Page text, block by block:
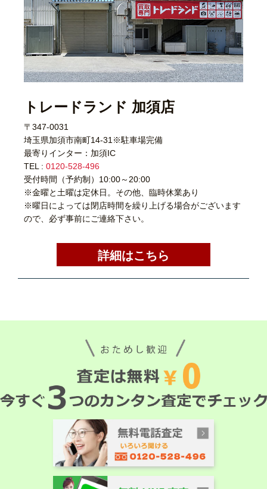
トレードランド 加須店
〒347-0031
埼玉県加須市南町14-31※駐車場完備
最寄りインター：加須IC
TEL : 0120-528-496
受付時間（予約制）10:00～20:00
※金曜と土曜は定休日。その他、臨時休業あり
※曜日によっては閉店時間を繰り上げる場合がございます
ので、必ず事前にご連絡下さい。
詳細はこちら